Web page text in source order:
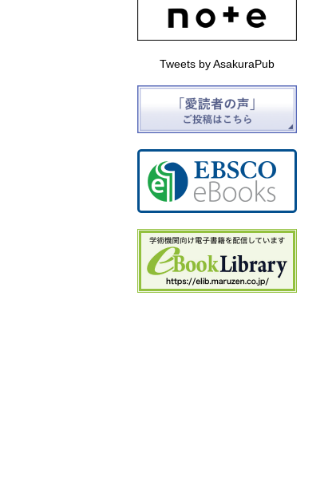
Tweets by AsakuraPub